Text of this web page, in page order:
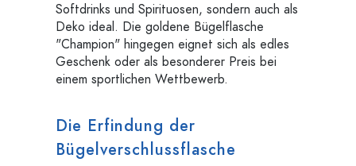
Softdrinks und Spirituosen, sondern auch als
Deko ideal. Die goldene Bügelflasche
"Champion" hingegen eignet sich als edles
Geschenk oder als besonderer Preis bei
einem sportlichen Wettbewerb.
Die Erfindung der
Bügelverschlussflasche